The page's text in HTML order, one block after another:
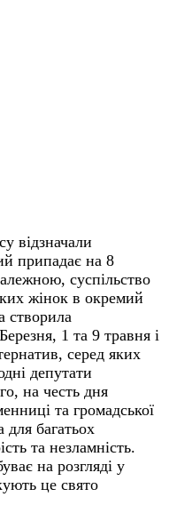
відзначали
припадає на 8
суспільство
жінок в окремий
створила
1 та 9 травня і
серед яких
депутати
, на честь дня
та громадської
для багатьох
та незламність.
на розгляді у
це свято